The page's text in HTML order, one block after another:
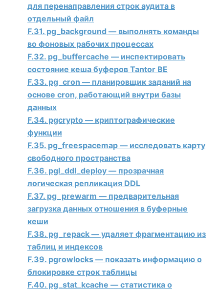
для перенаправления строк аудита в
отдельный файл
F.31. pg_background — выполнять команды
во фоновых рабочих процессах
F.32. pg_buffercache — инспектировать
состояние кеша буферов Tantor BE
F.33. pg_cron — планировщик заданий на
основе cron, работающий внутри базы
данных
F.34. pgcrypto — криптографические
функции
F.35. pg_freespacemap — исследовать карту
свободного пространства
F.36. pgl_ddl_deploy — прозрачная
логическая репликация DDL
F.37. pg_prewarm — предварительная
загрузка данных отношения в буферные
кеши
F.38. pg_repack — удаляет фрагментацию из
таблиц и индексов
F.39. pgrowlocks — показать информацию о
блокировке строк таблицы
F.40. pg_stat_kcache — статистика о